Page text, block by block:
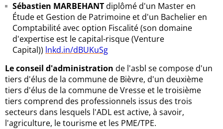
Sébastien MARBEHANTdiplômé d'un Master en
Étude et Gestion de Patrimoine et d'un Bachelier en
Comptabilité avec option Fiscalité (son domaine
d'expertise est le capital-risque (Venture
Capital)) lnkd.in/dBUKuSg
Le conseil d'administration de l'asbl se compose d'un
tiers d'élus de la commune de Bièvre, d'un deuxième
tiers d'élus de la commune de Vresse et le troisième
tiers comprend des professionnels issus des trois
secteurs dans lesquels l'ADL est active, à savoir,
l'agriculture, le tourisme et les PME/TPE.